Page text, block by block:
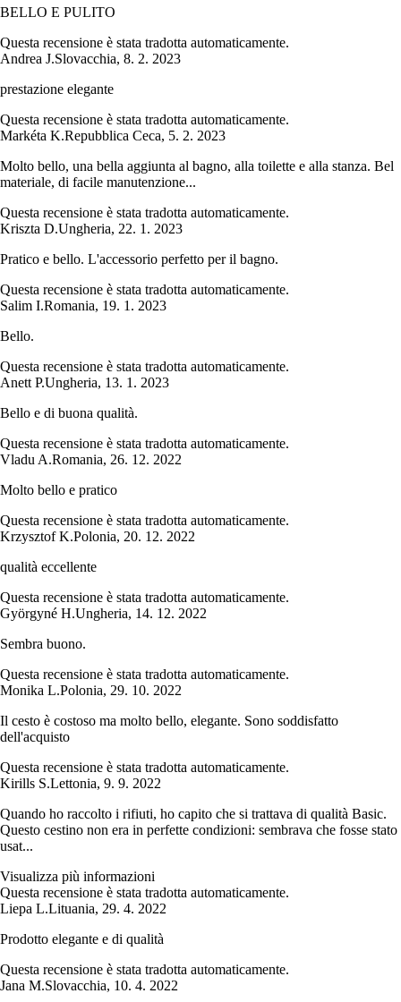
BELLO E PULITO
Questa recensione è stata tradotta automaticamente.
Andrea J.Slovacchia, 8. 2. 2023
prestazione elegante
Questa recensione è stata tradotta automaticamente.
Markéta K.Repubblica Ceca, 5. 2. 2023
Molto bello, una bella aggiunta al bagno, alla toilette e alla stanza. Bel
materiale, di facile manutenzione...
Questa recensione è stata tradotta automaticamente.
Kriszta D.Ungheria, 22. 1. 2023
Pratico e bello. L'accessorio perfetto per il bagno.
Questa recensione è stata tradotta automaticamente.
Salim I.Romania, 19. 1. 2023
Bello.
Questa recensione è stata tradotta automaticamente.
Anett P.Ungheria, 13. 1. 2023
Bello e di buona qualità.
Questa recensione è stata tradotta automaticamente.
Vladu A.Romania, 26. 12. 2022
Molto bello e pratico
Questa recensione è stata tradotta automaticamente.
Krzysztof K.Polonia, 20. 12. 2022
qualità eccellente
Questa recensione è stata tradotta automaticamente.
Györgyné H.Ungheria, 14. 12. 2022
Sembra buono.
Questa recensione è stata tradotta automaticamente.
Monika L.Polonia, 29. 10. 2022
Il cesto è costoso ma molto bello, elegante. Sono soddisfatto
dell'acquisto
Questa recensione è stata tradotta automaticamente.
Kirills S.Lettonia, 9. 9. 2022
Quando ho raccolto i rifiuti, ho capito che si trattava di qualità Basic.
Questo cestino non era in perfette condizioni: sembrava che fosse stato
usat...
Visualizza più informazioni
Questa recensione è stata tradotta automaticamente.
Liepa L.Lituania, 29. 4. 2022
Prodotto elegante e di qualità
Questa recensione è stata tradotta automaticamente.
Jana M.Slovacchia, 10. 4. 2022